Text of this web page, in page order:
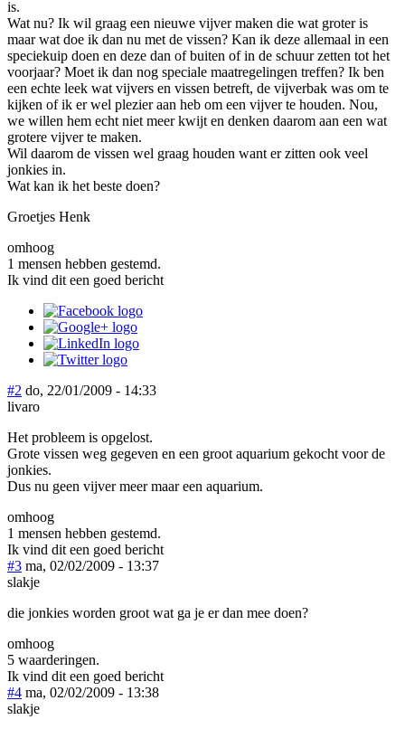
is.
Wat nu? Ik wil graag een nieuwe vijver maken die wat groter is
maar wat doe ik dan nu met de vissen? Kan ik deze allemaal in een
speciekuip doen en deze dan of buiten of in de schuur zetten tot het
voorjaar? Moet ik dan nog speciale maatregelingen treffen? Ik ben
een echte leek wat vijvers en vissen betreft, de vijverbak was om te
kijken of ik er wel plezier aan heb om een vijver te houden. Nou,
we willen hem echt niet meer kwijt en denken daarom aan een wat
grotere vijver te maken.
Wil daarom de vissen wel graag houden want er zitten ook veel
jonkies in.
Wat kan ik het beste doen?
Groetjes Henk
omhoog
1 mensen hebben gestemd.
Ik vind dit een goed bericht
#2 do, 22/01/2009 - 14:33
livaro
Het probleem is opgelost.
Grote vissen weg gegeven en een groot aquarium gekocht voor de
jonkies.
Dus nu geen vijver meer maar een aquarium.
omhoog
1 mensen hebben gestemd.
Ik vind dit een goed bericht
#3 ma, 02/02/2009 - 13:37
slakje
die jonkies worden groot wat ga je er dan mee doen?
omhoog
5 waarderingen.
Ik vind dit een goed bericht
#4 ma, 02/02/2009 - 13:38
slakje